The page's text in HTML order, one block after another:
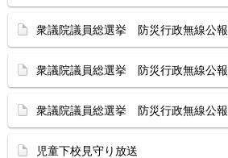
衆議院議員総選挙 防災行政無線公報
衆議院議員総選挙 防災行政無線公報
衆議院議員総選挙 防災行政無線公報
児童下校見守り放送